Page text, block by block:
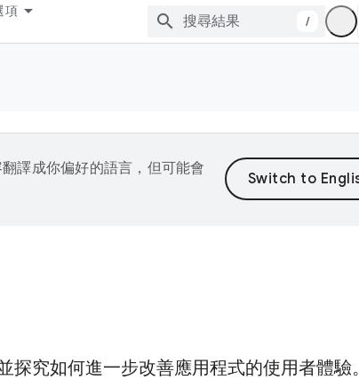
項
/
譯成你偏好的語言，但可能會
究如何進一步改善應用程式的使用者體驗。